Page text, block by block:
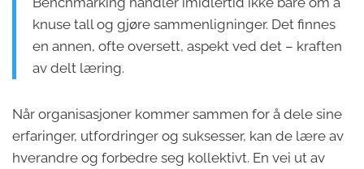
knuse tall og gjøre sammenligninger. Det finnes
en annen, ofte oversett, aspekt ved det – kraften
av delt læring.
Når organisasjoner kommer sammen for å dele sine
erfaringer, utfordringer og suksesser, kan de lære av
hverandre og forbedre seg kollektivt. En vei ut av